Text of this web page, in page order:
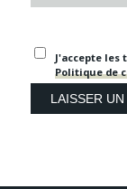
J'accepte les
Politique de